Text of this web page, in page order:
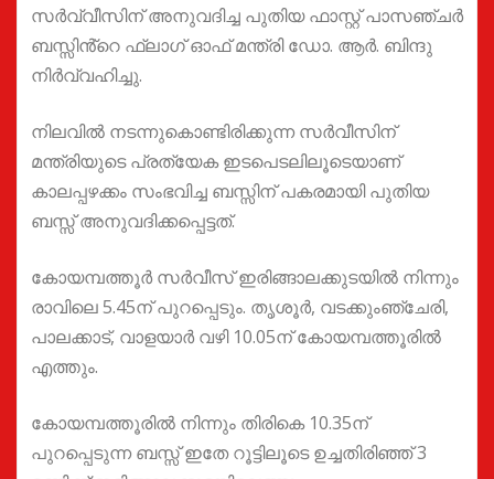
സർവ്വീസിന് അനുവദിച്ച പുതിയ ഫാസ്റ്റ് പാസഞ്ചർ
ബസ്സിൻ്റെ ഫ്ലാഗ് ഓഫ് മന്ത്രി ഡോ. ആർ. ബിന്ദു
നിർവ്വഹിച്ചു.
നിലവിൽ നടന്നുകൊണ്ടിരിക്കുന്ന സർവീസിന്
മന്ത്രിയുടെ പ്രത്യേക ഇടപെടലിലൂടെയാണ്
കാലപ്പഴക്കം സംഭവിച്ച ബസ്സിന്‌ പകരമായി പുതിയ
ബസ്സ് അനുവദിക്കപ്പെട്ടത്.
കോയമ്പത്തൂർ സർവീസ് ഇരിങ്ങാലക്കുടയിൽ നിന്നും
രാവിലെ 5.45ന് പുറപ്പെടും. തൃശൂർ, വടക്കുംഞ്ചേരി,
പാലക്കാട്‌, വാളയാർ വഴി 10.05ന് കോയമ്പത്തൂരിൽ
എത്തും.
കോയമ്പത്തൂരിൽ നിന്നും തിരികെ 10.35ന്
പുറപ്പെടുന്ന ബസ്സ് ഇതേ റൂട്ടിലൂടെ ഉച്ചതിരിഞ്ഞ് 3